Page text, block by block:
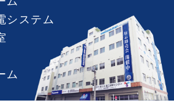
システム
ム